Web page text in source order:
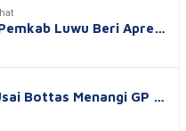
Luwu Beri Apre…
Bottas Menangi GP …